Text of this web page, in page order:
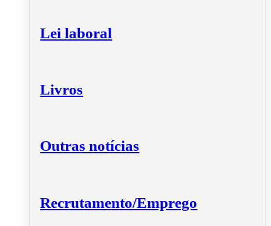
Lei laboral
Livros
Outras notícias
Recrutamento/Emprego